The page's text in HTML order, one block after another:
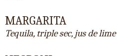
MARGARITA
Tequila, triple sec, jus de lime